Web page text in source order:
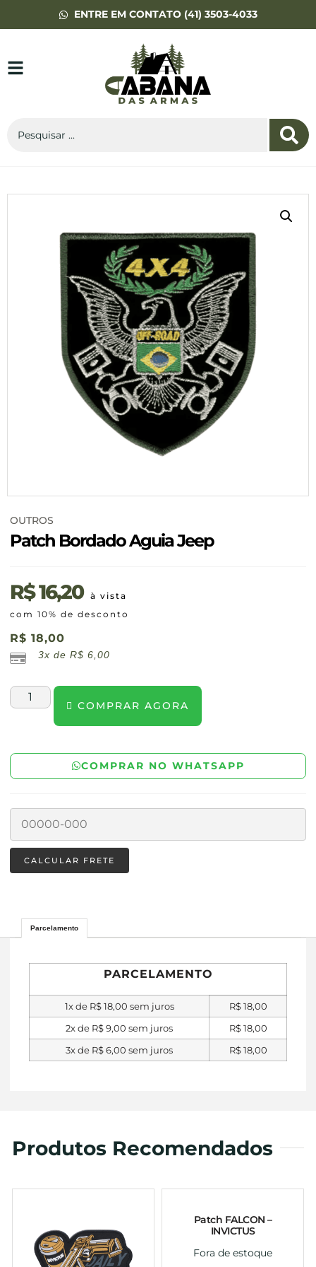
ENTRE EM CONTATO (41) 3503-4033
OUTROS
Patch Bordado Aguia Jeep
R$16,20
à vista
com 10% de desconto
R$ 18,00
3x de R$ 6,00
COMPRAR AGORA
COMPRAR NO WHATSAPP
Parcelamento
PARCELAMENTO
1x de R$18,00 sem juros R$18,00
2x de R$9,00 sem juros R$18,00
3x de R$6,00 sem juros R$18,00
Produtos Recomendados
Patch FALCON –
INVICTUS
Fora de estoque
Cartuchos Calibre
R$10,00